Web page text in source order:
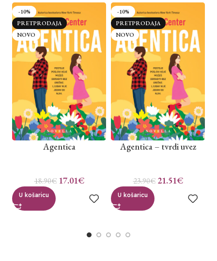
-10%
PRETPRODAJA
NOVO
Agentica
18.90€ 17.01€
U košaricu
-10%
PRETPRODAJA
NOVO
Agentica – tvrdi uvez
23.90€ 21.51€
U košaricu